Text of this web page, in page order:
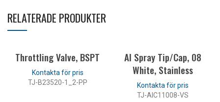
RELATERADE PRODUKTER
Throttling Valve, BSPT
TJ-B23520-1_2-PP
AI Spray Tip/Cap, 08
White, Stainless
TJ-AIC11008-VS